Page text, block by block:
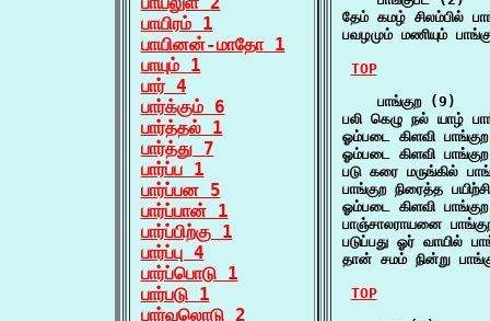
பாயிரம் 1
பாயினன்-மாதோ 1
பாயும் 1
பார் 4
பார்க்கும் 6
பார்த்தல் 1
பார்த்து 7
பார்ப்ப 1
பார்ப்பன 5
பார்ப்பான் 1
பார்ப்பிற்கு 1
பார்ப்பு 4
பார்ப்பொடு 1
பார்படு 1
பார்வலொடு 2
தேம் கமழ் சிலம்பில்
பவழமும் மணியும்
TOP
    பாங்குற (9)
பலி கெழு நல் யாழ்
ஓம்படை கிளவி
ஓம்படை கிளவி
படு கரை மருங்கில்
பாங்குற நிரைத்த
ஓம்படை கிளவி
பாஞ்சாலராயனை
படுப்பது ஓர் வாயில்
தான் சமம் நின்று
TOP